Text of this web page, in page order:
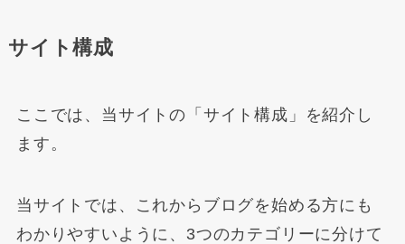
サイト構成
ここでは、当サイトの「サイト構成」を紹介し
ます。
当サイトでは、これからブログを始める方にも
わかりやすいように、3つのカテゴリーに分けて